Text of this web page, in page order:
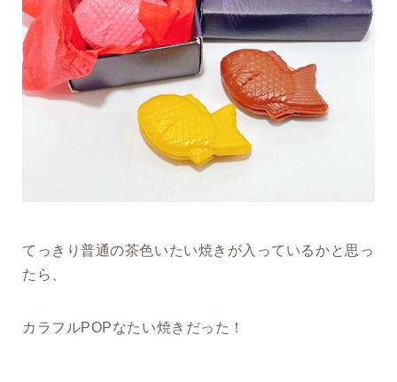
てっきり普通の茶色いたい焼きが入っているかと思っ
たら、
カラフルPOPなたい焼きだった！